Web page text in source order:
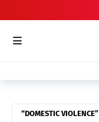
DOMESTIC VIOLENCE